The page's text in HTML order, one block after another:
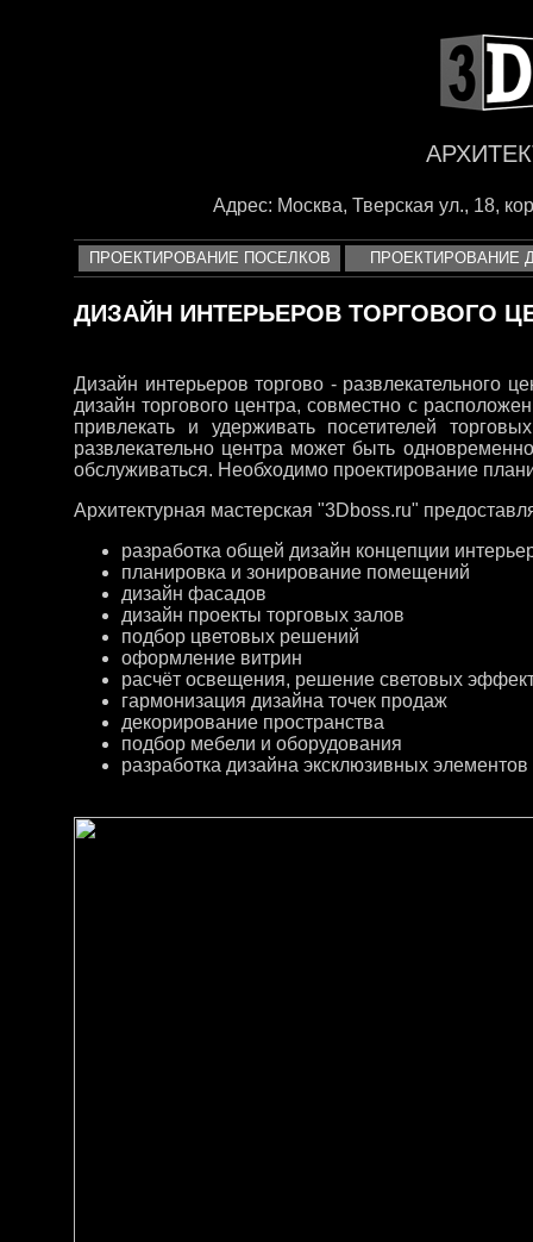
Адрес: Москва, Тверская ул., 18,
ПРОЕКТИРОВАНИЕ ПОСЕЛКОВ ПРОЕКТИРОВАНИЕ
ДИЗАЙН ИНТЕРЬЕРОВ ТОРГОВОГО
Дизайн интерьеров торгово - развлекательного
дизайн торгового центра, совместно с
привлекать и удерживать посетителей
развлекательно центра может быть
обслуживаться. Необходимо проектирование
Архитектурная мастерская "3Dboss.ru"
разработка общей дизайн концепции
планировка и зонирование помещений
дизайн фасадов
дизайн проекты торговых залов
подбор цветовых решений
оформление витрин
расчёт освещения, решение световых
гармонизация дизайна точек продаж
декорирование пространства
подбор мебели и оборудования
разработка дизайна эксклюзивных элементов